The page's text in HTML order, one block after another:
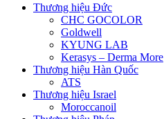
Thương hiệu Đức
CHC GOCOLOR
Goldwell
KYUNG LAB
Kerasys – Derma More
Thương hiệu Hàn Quốc
ATS
Thương hiệu Israel
Moroccanoil